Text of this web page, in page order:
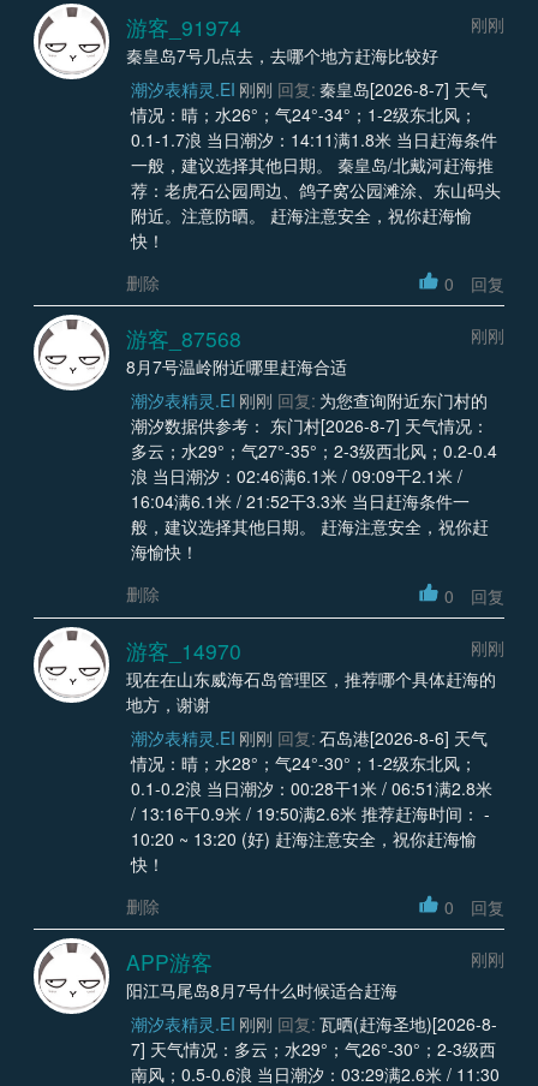
游客_91974
刚刚
秦皇岛7号几点去，去哪个地方赶海比较好
潮汐表精灵.EI 刚刚 回复: 秦皇岛[2026-8-7] 天气
情况：晴；水26°；气24°-34°；1-2级东北风；
0.1-1.7浪 当日潮汐：14:11满1.8米 当日赶海条件
一般，建议选择其他日期。 秦皇岛/北戴河赶海推
荐：老虎石公园周边、鸽子窝公园滩涂、东山码头
附近。注意防晒。 赶海注意安全，祝你赶海愉
快！
删除
0 回复
游客_87568
刚刚
8月7号温岭附近哪里赶海合适
潮汐表精灵.EI 刚刚 回复: 为您查询附近东门村的
潮汐数据供参考： 东门村[2026-8-7] 天气情况：
多云；水29°；气27°-35°；2-3级西北风；0.2-0.4
浪 当日潮汐：02:46满6.1米 / 09:09干2.1米 /
16:04满6.1米 / 21:52干3.3米 当日赶海条件一
般，建议选择其他日期。 赶海注意安全，祝你赶
海愉快！
删除
0 回复
游客_14970
刚刚
现在在山东威海石岛管理区，推荐哪个具体赶海的
地方，谢谢
潮汐表精灵.EI 刚刚 回复: 石岛港[2026-8-6] 天气
情况：晴；水28°；气24°-30°；1-2级东北风；
0.1-0.2浪 当日潮汐：00:28干1米 / 06:51满2.8米
/ 13:16干0.9米 / 19:50满2.6米 推荐赶海时间： -
10:20 ~ 13:20 (好) 赶海注意安全，祝你赶海愉
快！
删除
0 回复
APP游客
刚刚
阳江马尾岛8月7号什么时候适合赶海
潮汐表精灵.EI 刚刚 回复: 瓦晒(赶海圣地)[2026-8-
7] 天气情况：多云；水29°；气26°-30°；2-3级西
南风；0.5-0.6浪 当日潮汐：03:29满2.6米 / 11:30